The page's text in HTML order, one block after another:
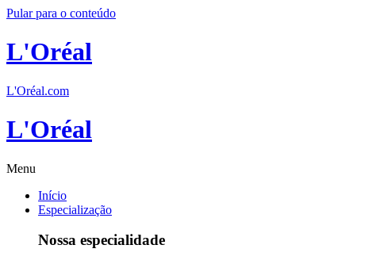
Pular para o conteúdo
L'Oréal
L'Oréal.com
L'Oréal
Menu
Início
Especialização
Nossa especialidade